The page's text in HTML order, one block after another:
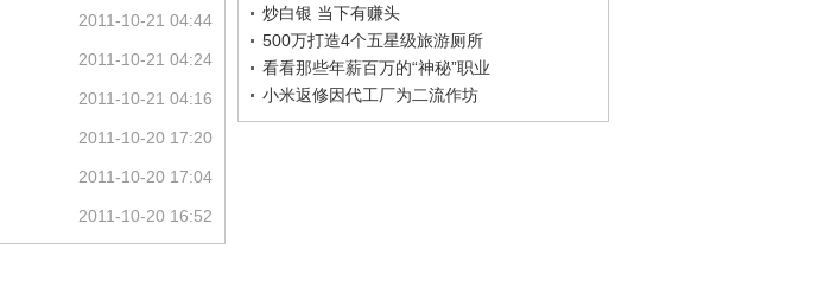
炒白银 当下有赚头
500万打造4个五星级旅游厕所
看看那些年薪百万的“神秘”职业
小米返修因代工厂为二流作坊
2011-10-21 04:44
2011-10-21 04:24
2011-10-21 04:16
2011-10-20 17:20
2011-10-20 17:04
2011-10-20 16:52